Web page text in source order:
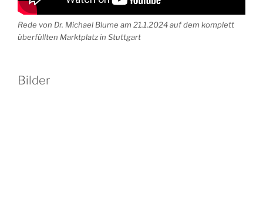
Rede von Dr. Michael Blume am 21.1.2024 auf dem komplett
überfüllten Marktplatz in Stuttgart
Bilder